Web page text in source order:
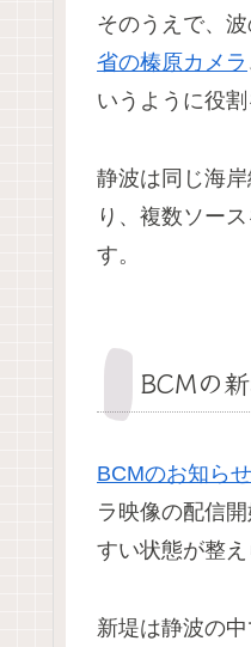
そのうえで、
省の榛原カメラ
いうように役
静波は同じ海
り、複数ソー
す。
BCMの
BCMのお知らせ
ラ映像の配信
すい状態が整え
新堤は静波の